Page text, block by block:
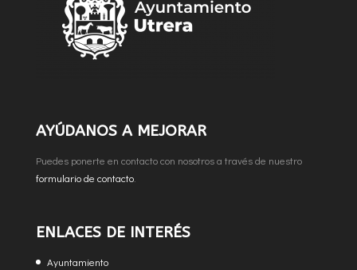
AYÚDANOS A MEJORAR
Puedes ponerte en contacto con nosotros a través de nuestro
formulario de contacto.
ENLACES DE INTERÉS
Ayuntamiento